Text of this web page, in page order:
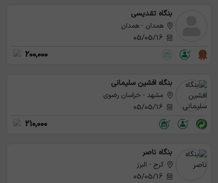
بنگاه تقدیسی
همدان - همدان
05/05/16
200,000
بنگاه افشین سلیمانی
مشهد - خراسان رضوی
05/05/16
210,000
بنگاه ناصر
کرج - البرز
05/05/16